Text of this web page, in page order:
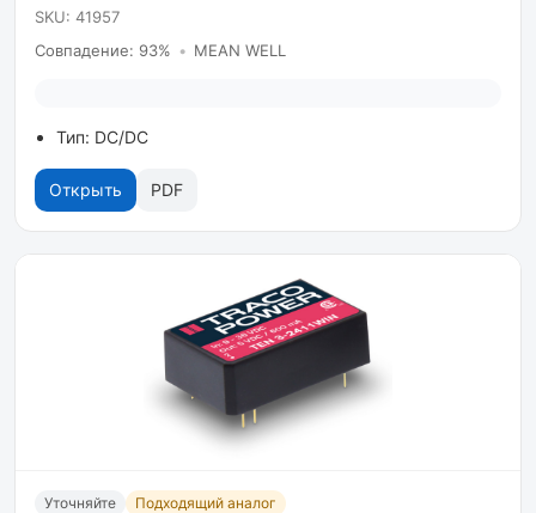
SKU: 41957
Совпадение: 93% • MEAN WELL
Тип: DC/DC
Открыть PDF
Уточняйте Подходящий аналог